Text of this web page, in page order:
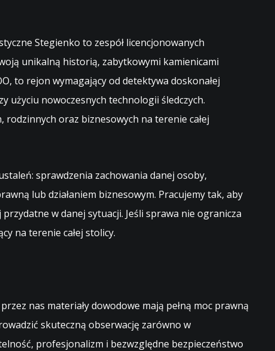
Stegienko to zespół licencjonowanych
unikalną historią, zabytkowymi kamienicami
to rejon wymagający od detektywa doskonałej
użyciu nowoczesnych technologii śledczych.
oraz biznesowych na terenie całej
sprawdzenia zachowania danej osoby,
lub działaniem biznesowym. Pracujemy tak, aby
w danej sytuacji. Jeśli sprawa nie ogranicza
na terenie całej stolicy.
nas materiały dowodowe mają pełną moc prawną
skuteczną obserwację zarówno w
profesjonalizm i bezwzględne bezpieczeństwo